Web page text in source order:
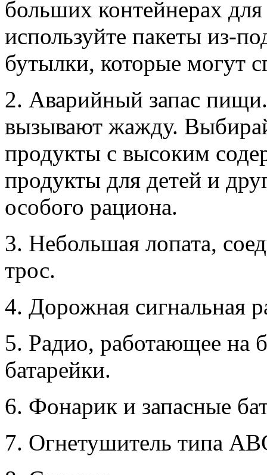
больших контейнерах
используйте пакеты из-
бутылки, которые могут
2. Аварийный запас
вызывают жажду.
продукты с высоким
продукты для детей и
особого рациона.
3. Небольшая лопата,
трос.
4. Дорожная сигнальная
5. Радио, работающее на
батарейки.
6. Фонарик и запасные
7. Огнетушитель типа